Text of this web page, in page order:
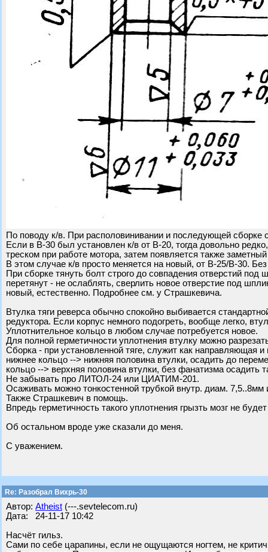
По поводу к/в. При располовинивании и последующей сборке
Если в В-30 был установлен к/в от В-20, тогда довольно
треском при работе мотора, затем появляется также
В этом случае к/в просто меняется на новый, от В-25/В-30.
При сборке тянуть болт строго до совпадения отверстий
перетянут - не ослаблять, сверлить новое отверстие под
новый, естественно. Подробнее см. у Страшкевича.
Втулка тяги реверса обычно спокойно выбивается
редуктора. Если корпус немного подогреть, вообще легко,
Уплотнительное кольцо в любом случае потребуется новое.
Для полной герметичности уплотнения втулку можно
Сборка - при установленной тяге, служит как направляющая
нижнее кольцо --> нижняя половина втулки, осадить до
кольцо --> верхняя половина втулки, без фанатизма
Не забывать про ЛИТОЛ-24 или ЦИАТИМ-201.
Осаживать можно тонкостенной трубкой внутр. диам.
Также Страшкевич в помощь.
Впредь герметичность такого уплотнения грызть мозг не
Об остальном вроде уже сказали до меня.
С уважением.
Re: Разобрал Вихрь-30
Автор: Atheist (---.sevtelecom.ru)
Дата: 24-11-17 10:42
Насчёт гильз.
Сами по себе царапины, если не ощущаются ногтем, не